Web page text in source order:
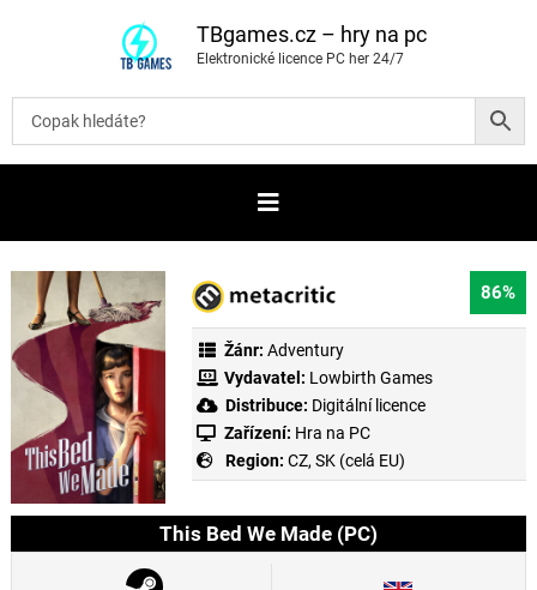
t
b
TBgames.cz – hry na pc
Elektronické licence PC her 24/7
86%
Žánr: Adventury
Vydavatel: Lowbirth Games
Distribuce: Digitální licence
Zařízení: Hra na PC
Region: CZ, SK (celá EU)
This Bed We Made (PC)